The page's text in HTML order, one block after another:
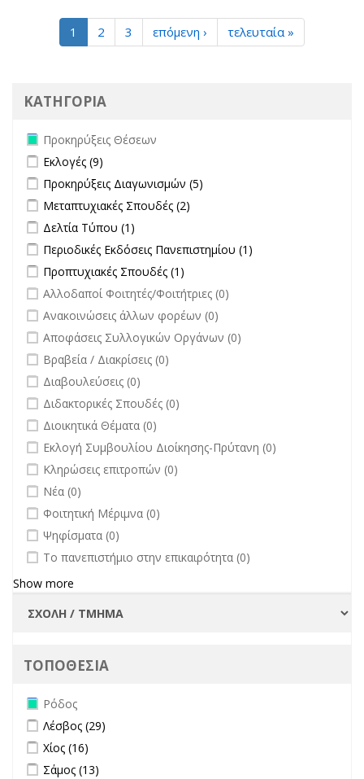
1 2 3 επόμενη › τελευταία »
ΚΑΤΗΓΟΡΙΑ
Remove Προκηρύξεις Θέσεων filter
Προκηρύξεις Θέσεων
Apply Εκλογές filter
Εκλογές (9)
Apply Προκηρύξεις Διαγωνισμών filter
Προκηρύξεις Διαγωνισμών (5)
Apply Μεταπτυχιακές Σπουδές filter
Μεταπτυχιακές Σπουδές (2)
Apply Δελτία Τύπου filter
Δελτία Τύπου (1)
Apply Περιοδικές Εκδόσεις Πανεπιστημίου filter
Περιοδικές Εκδόσεις Πανεπιστημίου (1)
Apply Προπτυχιακές Σπουδές filter
Προπτυχιακές Σπουδές (1)
undefined
Αλλοδαποί Φοιτητές/Φοιτήτριες (0)
undefined
Ανακοινώσεις άλλων φορέων (0)
undefined
Αποφάσεις Συλλογικών Οργάνων (0)
undefined
Βραβεία / Διακρίσεις (0)
undefined
Διαβουλεύσεις (0)
undefined
Διδακτορικές Σπουδές (0)
undefined
Διοικητικά Θέματα (0)
undefined
Εκλογή Συμβουλίου Διοίκησης-Πρύτανη (0)
undefined
Κληρώσεις επιτροπών (0)
undefined
Νέα (0)
undefined
Φοιτητική Μέριμνα (0)
undefined
Ψηφίσματα (0)
undefined
Το πανεπιστήμιο στην επικαιρότητα (0)
Show more
ΤΟΠΟΘΕΣΙΑ
Remove Ρόδος filter
Ρόδος
Apply Λέσβος filter
Λέσβος (29)
Apply Χίος filter
Χίος (16)
Apply Σάμος filter
Σάμος (13)